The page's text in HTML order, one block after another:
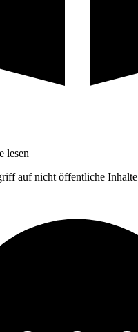
lesen
auf nicht öffentliche Inhalte